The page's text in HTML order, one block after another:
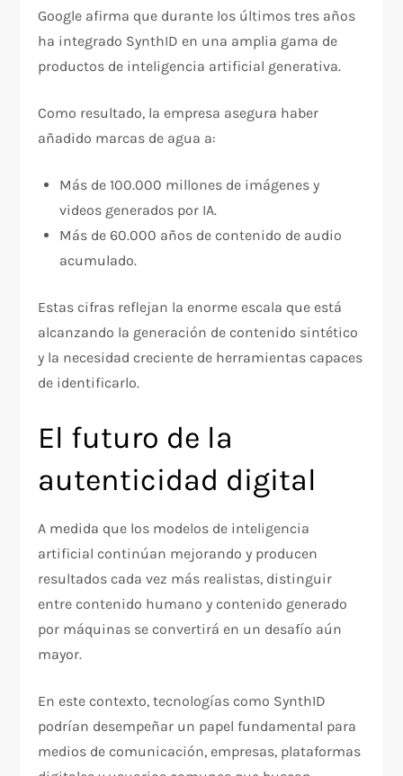
Google afirma que durante los últimos tres años
ha integrado SynthID en una amplia gama de
productos de inteligencia artificial generativa.
Como resultado, la empresa asegura haber
añadido marcas de agua a:
Más de 100.000 millones de imágenes y
videos generados por IA.
Más de 60.000 años de contenido de audio
acumulado.
Estas cifras reflejan la enorme escala que está
alcanzando la generación de contenido sintético
y la necesidad creciente de herramientas capaces
de identificarlo.
El futuro de la
autenticidad digital
A medida que los modelos de inteligencia
artificial continúan mejorando y producen
resultados cada vez más realistas, distinguir
entre contenido humano y contenido generado
por máquinas se convertirá en un desafío aún
mayor.
En este contexto, tecnologías como SynthID
podrían desempeñar un papel fundamental para
medios de comunicación, empresas, plataformas